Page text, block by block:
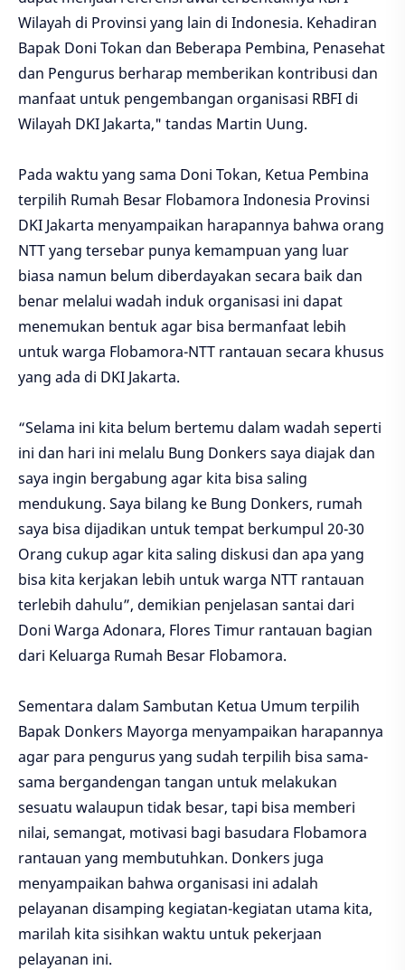
Wilayah di Provinsi yang lain di Indonesia. Kehadiran
Bapak Doni Tokan dan Beberapa Pembina, Penasehat
dan Pengurus berharap memberikan kontribusi dan
manfaat untuk pengembangan organisasi RBFI di
Wilayah DKI Jakarta," tandas Martin Uung.
Pada waktu yang sama Doni Tokan, Ketua Pembina
terpilih Rumah Besar Flobamora Indonesia Provinsi
DKI Jakarta menyampaikan harapannya bahwa orang
NTT yang tersebar punya kemampuan yang luar
biasa namun belum diberdayakan secara baik dan
benar melalui wadah induk organisasi ini dapat
menemukan bentuk agar bisa bermanfaat lebih
untuk warga Flobamora-NTT rantauan secara khusus
yang ada di DKI Jakarta.
“Selama ini kita belum bertemu dalam wadah seperti
ini dan hari ini melalu Bung Donkers saya diajak dan
saya ingin bergabung agar kita bisa saling
mendukung. Saya bilang ke Bung Donkers, rumah
saya bisa dijadikan untuk tempat berkumpul 20-30
Orang cukup agar kita saling diskusi dan apa yang
bisa kita kerjakan lebih untuk warga NTT rantauan
terlebih dahulu”, demikian penjelasan santai dari
Doni Warga Adonara, Flores Timur rantauan bagian
dari Keluarga Rumah Besar Flobamora.
Sementara dalam Sambutan Ketua Umum terpilih
Bapak Donkers Mayorga menyampaikan harapannya
agar para pengurus yang sudah terpilih bisa sama-
sama bergandengan tangan untuk melakukan
sesuatu walaupun tidak besar, tapi bisa memberi
nilai, semangat, motivasi bagi basudara Flobamora
rantauan yang membutuhkan. Donkers juga
menyampaikan bahwa organisasi ini adalah
pelayanan disamping kegiatan-kegiatan utama kita,
marilah kita sisihkan waktu untuk pekerjaan
pelayanan ini.